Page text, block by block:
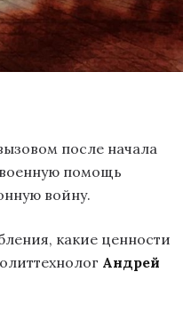
после начала
помощь
войну.
какие ценности
Андрей